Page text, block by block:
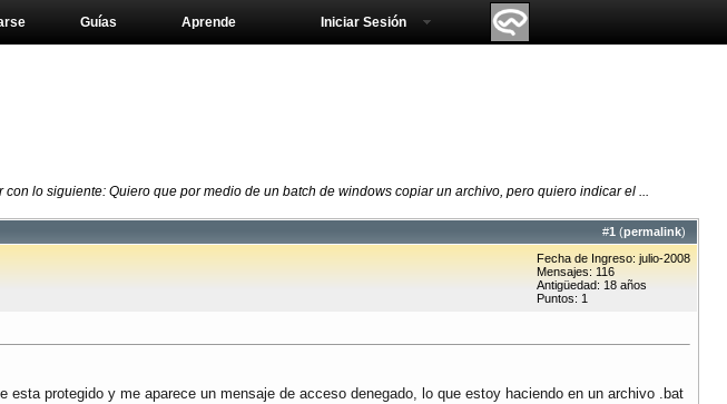
Aprende
Guías Iniciar Sesión
lo siguiente: Quiero que por medio de un batch de windows copiar un archivo, pero quiero indicar el ...
#1 (permalink)
Fecha de Ingreso: julio-2008
Mensajes: 116
Antigüedad: 18 años
Puntos: 1
protegido y me aparece un mensaje de acceso denegado, lo que estoy haciendo en un archivo .bat